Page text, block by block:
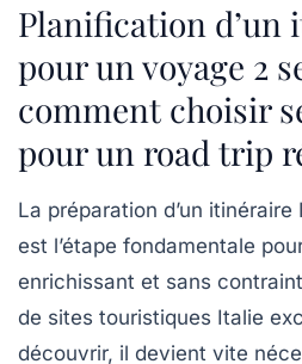
Planification d’un
pour un voyage 2
comment choisir
pour un road trip
La préparation d’un
est l’étape fondamentale
enrichissant et sans
de sites touristiques Italie
découvrir, il devient vite